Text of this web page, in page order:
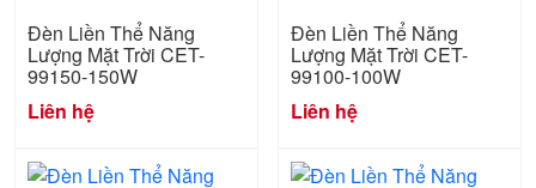
Đèn Liền Thể Năng
Lượng Mặt Trời CET-
99150-150W
Liên hệ
Đèn Liền Thể Năng
Lượng Mặt Trời CET-
99100-100W
Liên hệ